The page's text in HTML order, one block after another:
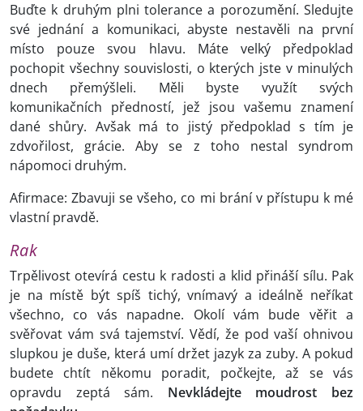
Buďte k druhým plni tolerance a porozumění. Sledujte
své jednání a komunikaci, abyste nestavěli na první
místo pouze svou hlavu. Máte velký předpoklad
pochopit všechny souvislosti, o kterých jste v minulých
dnech přemýšleli. Měli byste využít svých
komunikačních předností, jež jsou vašemu znamení
dané shůry. Avšak má to jistý předpoklad s tím je
zdvořilost, grácie. Aby se z toho nestal syndrom
nápomoci druhým.
Afirmace: Zbavuji se všeho, co mi brání v přístupu k mé
vlastní pravdě.
Rak
Trpělivost otevírá cestu k radosti a klid přináší sílu. Pak
je na místě být spíš tichý, vnímavý a ideálně neříkat
všechno, co vás napadne. Okolí vám bude věřit a
svěřovat vám svá tajemství. Vědí, že pod vaší ohnivou
slupkou je duše, která umí držet jazyk za zuby. A pokud
budete chtít někomu poradit, počkejte, až se vás
opravdu zeptá sám. Nevkládejte moudrost bez